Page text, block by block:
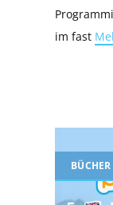
im fast
BÜCHER